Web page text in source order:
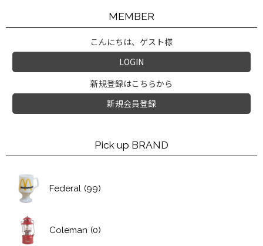
MEMBER
こんにちは、ゲスト様
LOGIN
新規登録はこちらから
新規会員登録
Pick up BRAND
Federal (99)
Coleman (0)